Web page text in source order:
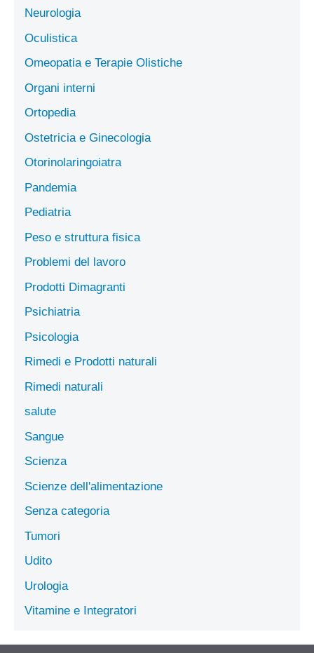
Neurologia
Oculistica
Omeopatia e Terapie Olistiche
Organi interni
Ortopedia
Ostetricia e Ginecologia
Otorinolaringoiatra
Pandemia
Pediatria
Peso e struttura fisica
Problemi del lavoro
Prodotti Dimagranti
Psichiatria
Psicologia
Rimedi e Prodotti naturali
Rimedi naturali
salute
Sangue
Scienza
Scienze dell'alimentazione
Senza categoria
Tumori
Udito
Urologia
Vitamine e Integratori